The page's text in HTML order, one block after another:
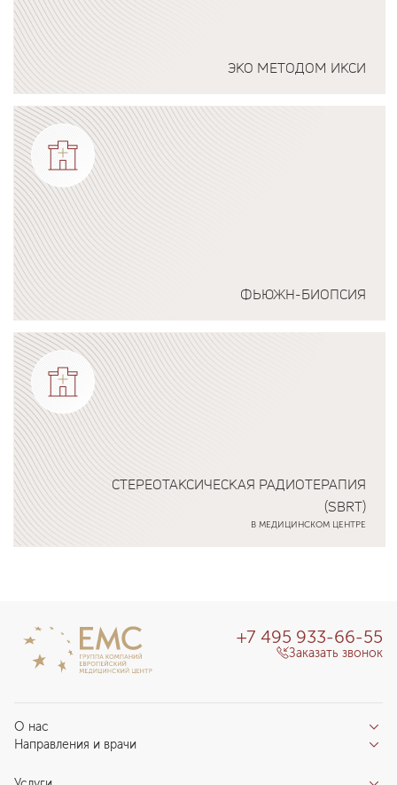
ЭКО МЕТОДОМ ИКСИ
Подробнее о программе
ФЬЮЖН-БИОПСИЯ
Подробнее о программе
СТЕРЕОТАКСИЧЕСКАЯ РАДИОТЕРАПИЯ
(SBRT)
В МЕДИЦИНСКОМ ЦЕНТРЕ
О нас
Отзывы пациентов
О клинике
Направления и врачи
+7 495 933-66-55
Заказать звонок